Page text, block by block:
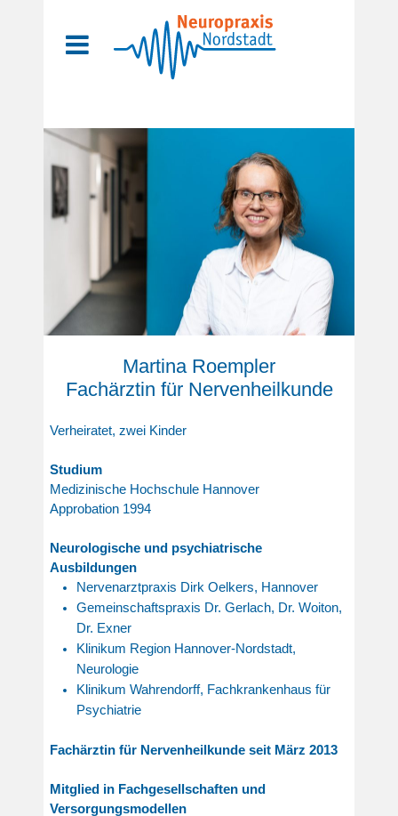
Martina Roempler
Fachärztin für Nervenheilkunde
Verheiratet, zwei Kinder
Studium
Medizinische Hochschule Hannover
Approbation 1994
Neurologische und psychiatrische
Ausbildungen
Nervenarztpraxis Dirk Oelkers, Hannover
Gemeinschaftspraxis Dr. Gerlach, Dr. Woiton,
Dr. Exner
Klinikum Region Hannover-Nordstadt,
Neurologie
Klinikum Wahrendorff, Fachkrankenhaus für
Psychiatrie
Fachärztin für Nervenheilkunde seit März 2013
Mitglied in Fachgesellschaften und
Versorgungsmodellen